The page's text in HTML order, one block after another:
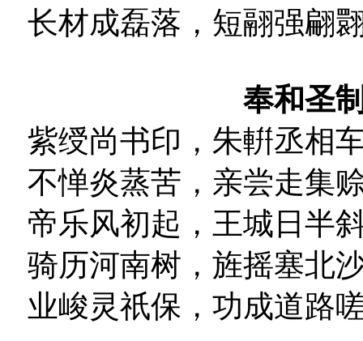
长材成磊落，短翮强翩
奉和圣
紫绶尚书印，朱輧丞相
不惮炎蒸苦，亲尝走集
帝乐风初起，王城日半
骑历河南树，旌摇塞北
业峻灵祇保，功成道路